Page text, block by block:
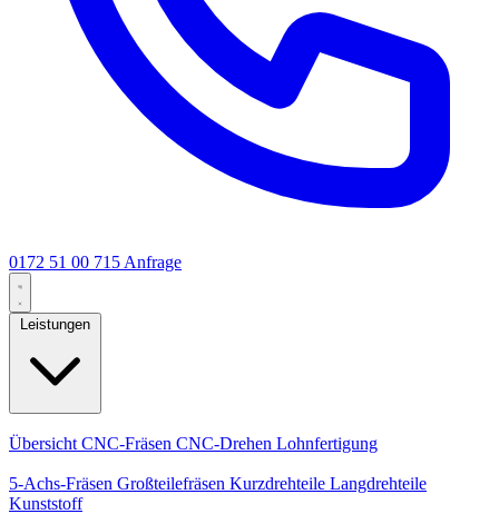
0172 51 00 715 Anfrage
Leistungen
Übersicht CNC-Fräsen CNC-Drehen Lohnfertigung
5-Achs-Fräsen Großteilefräsen Kurzdrehteile Langdrehteile
Kunststoff